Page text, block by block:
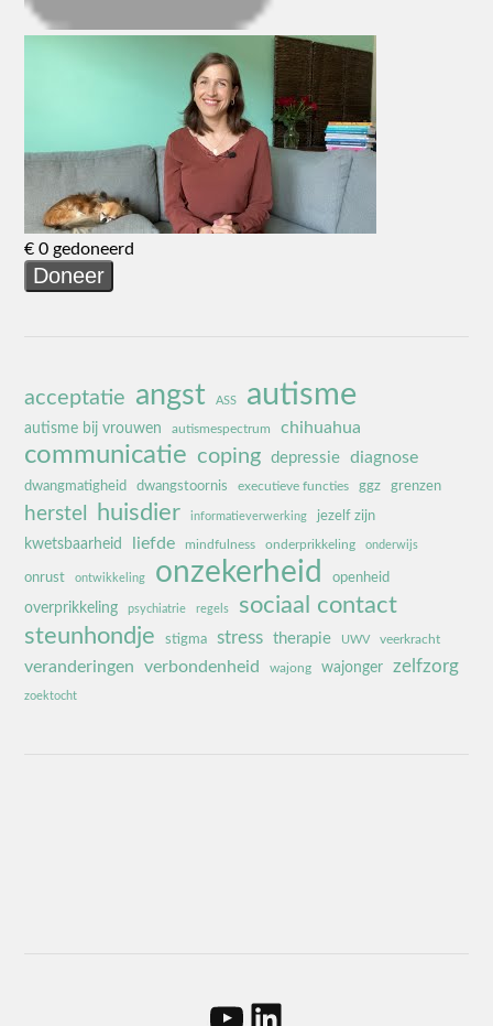
acceptatie angst ASS autisme
autisme bij vrouwen autismespectrum chihuahua
communicatie coping depressie diagnose
dwangmatigheid dwangstoornis executieve functies ggz grenzen
herstel huisdier informatieverwerking
jezelf zijn
kwetsbaarheid
liefde mindfulness onderprikkeling onderwijs
onrust ontwikkeling onzekerheid
openheid
overprikkeling
psychiatrie regels
sociaal contact
steunhondje
stigma stress therapie UWV veerkracht
veranderingen verbondenheid wajong wajonger zelfzorg
zoektocht